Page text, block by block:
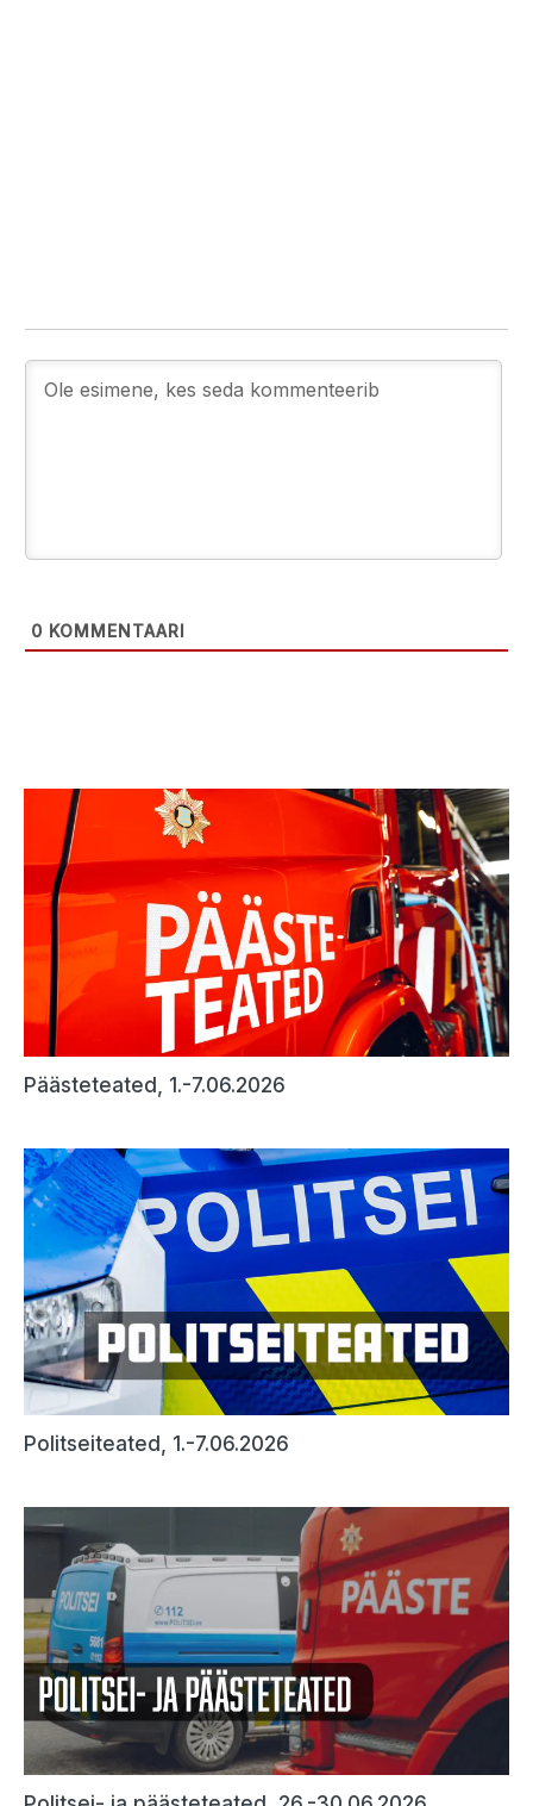
0 KOMMENTAARI
Päästeteated, 1.-7.06.2026
Politseiteated, 1.-7.06.2026